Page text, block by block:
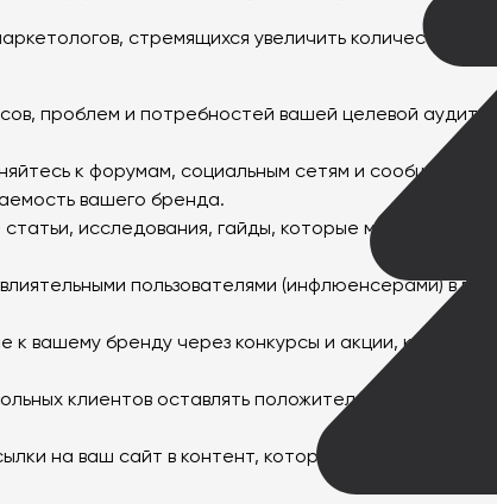
стремящихся увеличить количество
проблем и потребностей вашей целевой
к форумам, социальным сетям и
вашего бренда.
статьи, исследования, гайды, которые могут
пользователями (инфлюенсерами) в
к вашему бренду через конкурсы и акции,
клиентов оставлять положительные отзывы и
на ваш сайт в контент, который вы публикуете